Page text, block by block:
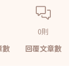
數
0則
回覆文章數